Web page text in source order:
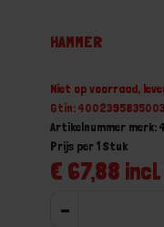
HAMMER
Niet op voorraad,
Gtin: 4002395835003
Artikelnummer merk:
€ 67,88 incl.
Prijs per 1 Stuk
-